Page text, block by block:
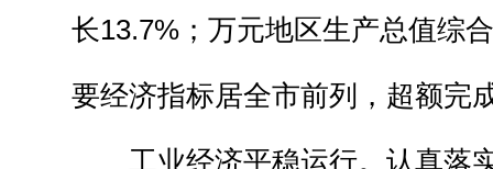
长13.7%；万元地区生产总值综
要经济指标居全市前列，超额完
工业经济平稳运行。认真落